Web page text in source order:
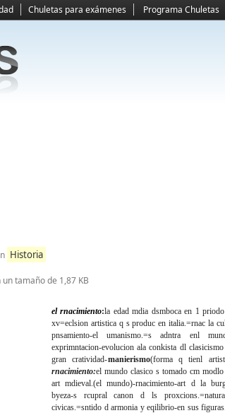
Chuletas para exámenes Programa Chuletas
Historia
tamaño de 1,87 KB
el rnacimiento:la edad mdia dsmboca en 1
xv=eclsion artistica q s produc en italia.=rnac la
pnsamiento-el umanismo.=s adntra enl
exprimntacion-evolucion ala conkista dl
gran cratividad-manierismo(forma q tienl
rnacimiento:el mundo clasico s tomado cm
art mdieval.(el mundo)-rnacimiento-art d la
byeza-s rcupral canon d ls
civicas.=sntido d armonia y eqilibrio-en sus